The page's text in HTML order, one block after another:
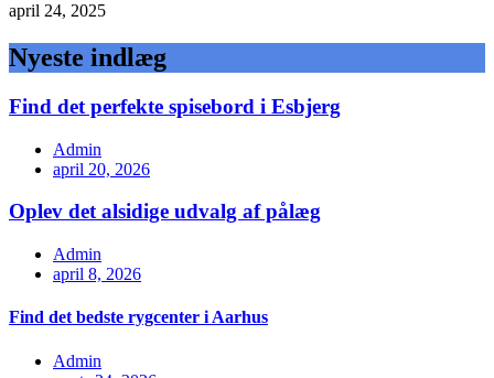
april 24, 2025
Nyeste indlæg
Find det perfekte spisebord i Esbjerg
Admin
april 20, 2026
Oplev det alsidige udvalg af pålæg
Admin
april 8, 2026
Find det bedste rygcenter i Aarhus
Admin